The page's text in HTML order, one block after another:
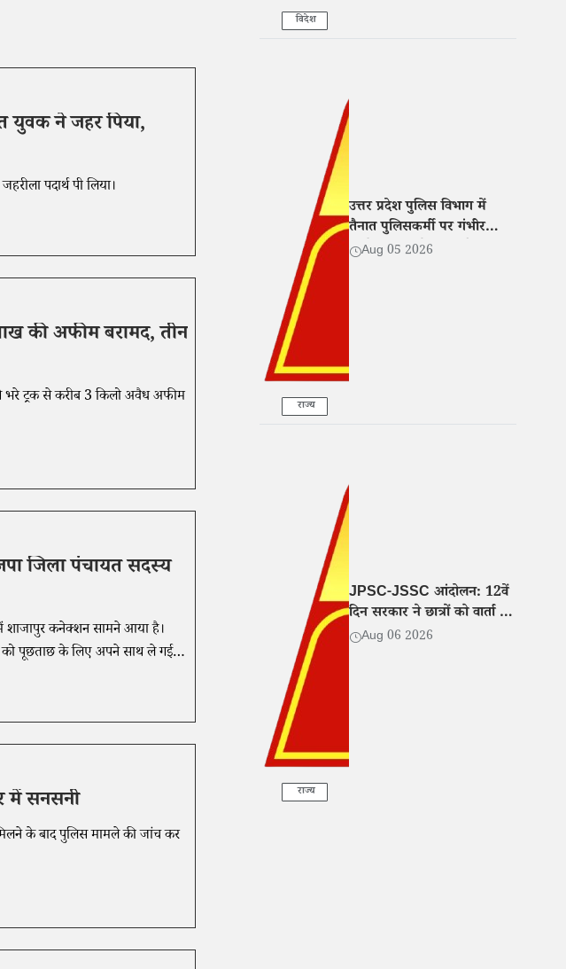
युवक ने जहर पिया,
पदार्थ पी लिया।
की अफीम बरामद, तीन
भरे ट्रक से करीब 3 किलो अवैध अफीम
जिला पंचायत सदस्य
शाजापुर कनेक्शन सामने आया है।
को पूछताछ के लिए अपने साथ ले गई
में सनसनी
के बाद पुलिस मामले की जांच कर
विदेश
राज्य
उत्तर प्रदेश पुलिस विभाग में
तैनात पुलिसकर्मी पर गंभीर
आरोप, पत्नी ने CM और DGP
Aug 05 2026
राज्य
JPSC-JSSC आंदोलन: 12वें
दिन सरकार ने छात्रों को वार्ता के
लिए बुलाया
Aug 06 2026